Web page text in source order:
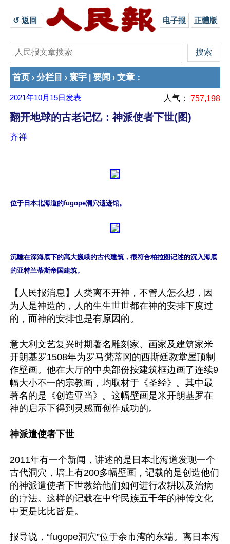
↺ 返回 电子报 正體版
首页 › 分栏目 › 寰宇 要闻 › 文章 ：
2021年10月15日 发表 人气： 757,198
翻开地球的古老记忆：神派使者下世(图)
齐禅
位于日本北海道的fugope洞穴遗迹馆。
沉睡在深海底下的高大巍峨的古代建筑，很符合柏拉图记述的沉入海底
的亚特兰蒂斯帝国建筑。
【人民报消息】人类离不开神，不管人怎么想，因
为人是神造的，人的生生世世都在神的安排下度过
的，而神的安排也是有原因的。
意大利文艺复兴时期著名雕刻家、画家及建筑家米
开朗基罗1508年为罗马梵蒂冈的西斯廷教堂屋顶制
作壁画。他在大厅的中央部份按建筑框边画了连续9
幅大小不一的宗教画，均取材于《圣经》。其中最
著名的是《创造亚当》。这幅壁画是米开朗基罗在
神的启示下得到灵感而创作成功的。
神派遣使者下世
2011年有一个新闻，讲述的是日本北海道发现一个
古代洞穴，墙上有200多幅壁画，记载的是创造他们
的神派遣使者下世教给他们如何进行农耕以及治病
的疗法。这样的记载在中华民族五千年的神传文化
中更是比比皆是。
报导说，“fugope洞穴”位于余市湾的东端。离日本海